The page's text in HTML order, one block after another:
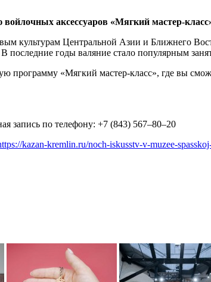
аксессуаров «Мягкий мастер-
культурам Центральной Азии и Ближнего
последние годы валяние стало популярным
программу «Мягкий мастер-класс», где вы
запись по телефону: +7 (843) 567–80–20
kazan-kremlin.ru/noch-iskusstv-v-muzee-